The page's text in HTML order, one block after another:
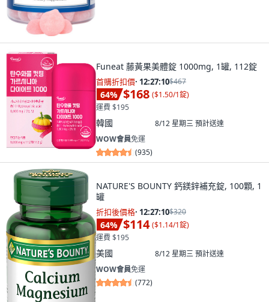
Funeat 藤黃果美體錠 1000mg, 1罐, 112錠
首購折扣價· 12:27:09$467
64% $168 ($1.50/1錠)
運費 $195
韓國 8/12 星期三預計送達
WOW會員免運
(935)
NATURE'S BOUNTY 鈣鎂鋅補充錠, 100顆, 1
罐
折扣後價格· 12:27:09$320
64% $114 ($1.14/1錠)
運費 $195
美國 8/12 星期三預計送達
WOW會員免運
(772)